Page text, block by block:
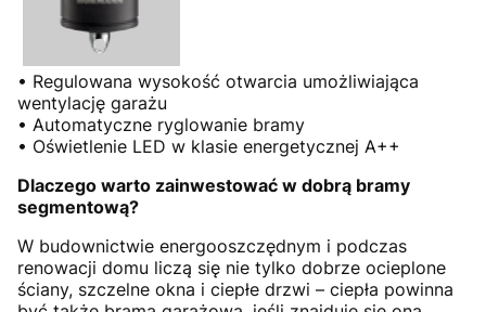
• Regulowana wysokość otwarcia umożliwiająca
wentylację garażu
• Automatyczne ryglowanie bramy
• Oświetlenie LED w klasie energetycznej A++
Dlaczego warto zainwestować w dobrą bramy
segmentową?
W budownictwie energooszczędnym i podczas
renowacji domu liczą się nie tylko dobrze ocieplone
ściany, szczelne okna i ciepłe drzwi – ciepła powinna